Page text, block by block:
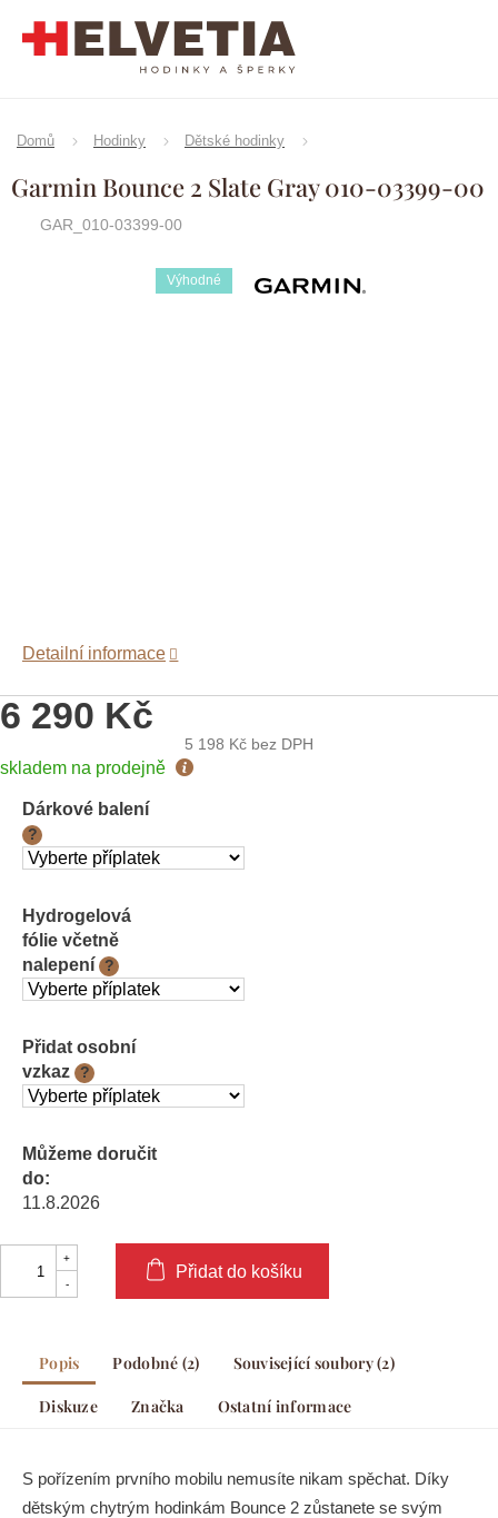
Domů Hodinky Dětské hodinky
Garmin Bounce 2 Slate Gray 010-03399-00
GAR_010-03399-00
Výhodné Značka:Garmin
6 290 Kč
5 198 Kč bez DPH
Měrná
skladem na prodejně
Dárkové balení
?
Hydrogelová
fólie včetně
nalepení
?
Přidat osobní
vzkaz
?
Můžeme doručit
do:
11.8.2026
Přidat do košíku
Detailní informace
Popis Podobné (2) Související soubory (2)
Diskuze Značka Ostatní informace
S pořízením prvního mobilu nemusíte nikam spěchat. Díky
dětským chytrým hodinkám Bounce 2 zůstanete se svým